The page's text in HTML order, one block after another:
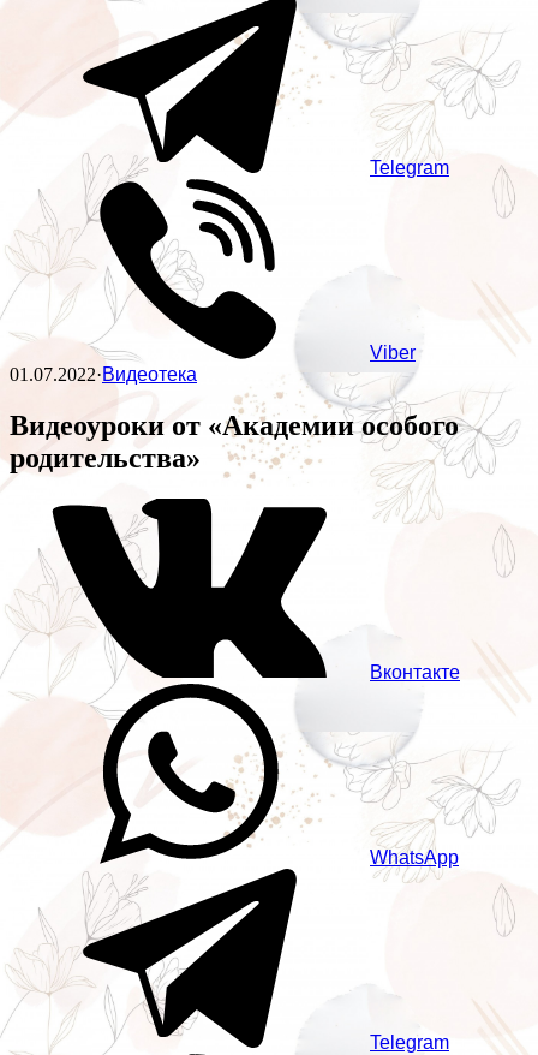
Telegram
Viber
01.07.2022·Видеотека
Видеоуроки от «Академии особого
родительства»
Вконтакте
WhatsApp
Telegram